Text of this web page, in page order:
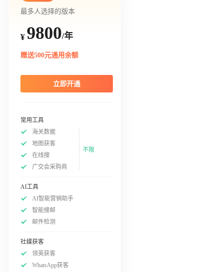
最多人选择的版本
¥ 9800/年
赠送500元通用余额
立即开通
常用工具
海关数据
地图获客
在线搜
广交会采购商
不限
AI工具
AI智能营销助手
智能搜邮
邮件检测
社媒获客
领英获客
WhatsApp获客